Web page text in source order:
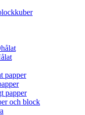
papper
papper
och block